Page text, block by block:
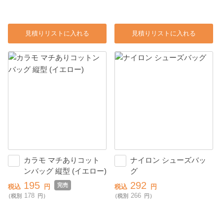
見積りリストに入れる 見積りリストに入れる
カラモ マチありコット
ンバッグ 縦型 (イエロー)
税込 195 円
完売
（税別
178 円）
ナイロン シューズバッ
グ
税込 292 円
（税別 266 円）